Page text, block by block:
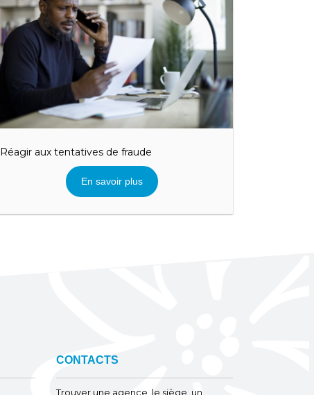
Réagir aux tentatives de fraude
En savoir plus
CONTACTS
Trouver une agence, le siège, un